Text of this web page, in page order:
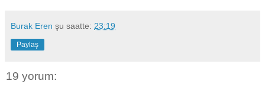
Burak Eren şu saatte: 23:19
Paylaş
19 yorum: